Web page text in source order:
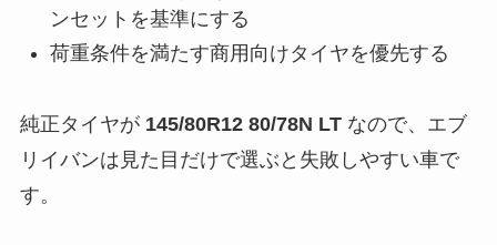
ンセットを基準にする
荷重条件を満たす商用向けタイヤを優先する
純正タイヤが 145/80R12 80/78N LTなので、エブ
リイバンは見た目だけで選ぶと失敗しやすい車で
す。